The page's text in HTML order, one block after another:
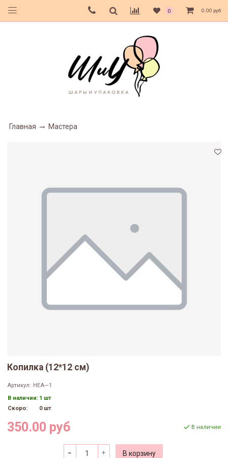
0 0.00 руб
Главная Мастера
Копилка (12*12 см)
Артикул: НЕА—1
В наличии: 1 шт
Скоро:
0 шт
350.00 руб В наличии
В корзину